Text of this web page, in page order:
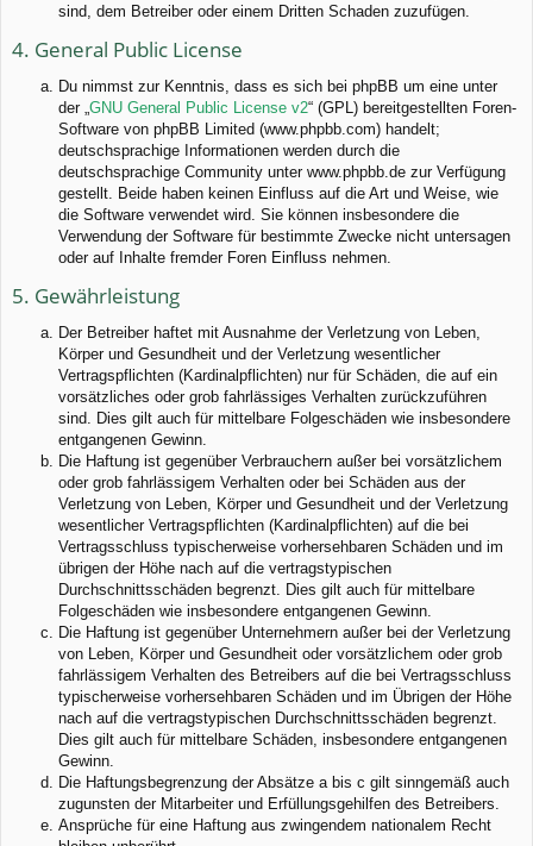
sind, dem Betreiber oder einem Dritten Schaden zuzufügen.
4. General Public License
Du nimmst zur Kenntnis, dass es sich bei phpBB um eine unter
der „ GNU General Public License v2“ (GPL) bereitgestellten Foren-
Software von phpBB Limited (www.phpbb.com) handelt;
deutschsprachige Informationen werden durch die
deutschsprachige Community unter www.phpbb.de zur Verfügung
gestellt. Beide haben keinen Einfluss auf die Art und Weise, wie
die Software verwendet wird. Sie können insbesondere die
Verwendung der Software für bestimmte Zwecke nicht untersagen
oder auf Inhalte fremder Foren Einfluss nehmen.
5. Gewährleistung
Der Betreiber haftet mit Ausnahme der Verletzung von Leben,
Körper und Gesundheit und der Verletzung wesentlicher
Vertragspflichten (Kardinalpflichten) nur für Schäden, die auf ein
vorsätzliches oder grob fahrlässiges Verhalten zurückzuführen
sind. Dies gilt auch für mittelbare Folgeschäden wie insbesondere
entgangenen Gewinn.
Die Haftung ist gegenüber Verbrauchern außer bei vorsätzlichem
oder grob fahrlässigem Verhalten oder bei Schäden aus der
Verletzung von Leben, Körper und Gesundheit und der Verletzung
wesentlicher Vertragspflichten (Kardinalpflichten) auf die bei
Vertragsschluss typischerweise vorhersehbaren Schäden und im
übrigen der Höhe nach auf die vertragstypischen
Durchschnittsschäden begrenzt. Dies gilt auch für mittelbare
Folgeschäden wie insbesondere entgangenen Gewinn.
Die Haftung ist gegenüber Unternehmern außer bei der Verletzung
von Leben, Körper und Gesundheit oder vorsätzlichem oder grob
fahrlässigem Verhalten des Betreibers auf die bei Vertragsschluss
typischerweise vorhersehbaren Schäden und im Übrigen der Höhe
nach auf die vertragstypischen Durchschnittsschäden begrenzt.
Dies gilt auch für mittelbare Schäden, insbesondere entgangenen
Gewinn.
Die Haftungsbegrenzung der Absätze a bis c gilt sinngemäß auch
zugunsten der Mitarbeiter und Erfüllungsgehilfen des Betreibers.
Ansprüche für eine Haftung aus zwingendem nationalem Recht